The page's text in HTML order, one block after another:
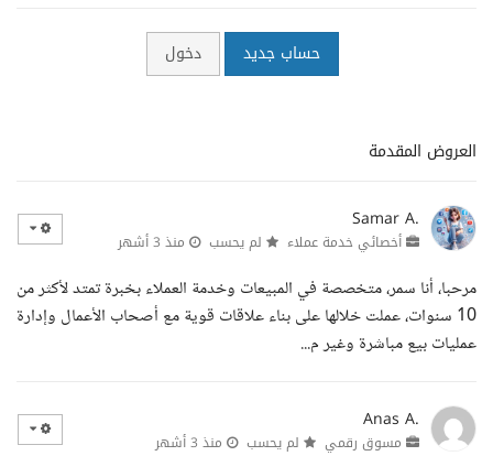
حساب جديد دخول
العروض المقدمة
Samar A.
أخصائي خدمة عملاء لم يحسب منذ 3 أشهر
مرحبا، أنا سمر، متخصصة في المبيعات وخدمة العملاء بخبرة تمتد لأكثر من
10 سنوات، عملت خلالها على بناء علاقات قوية مع أصحاب الأعمال وإدارة
عمليات بيع مباشرة وغير م...
Anas A.
مسوق رقمي لم يحسب منذ 3 أشهر